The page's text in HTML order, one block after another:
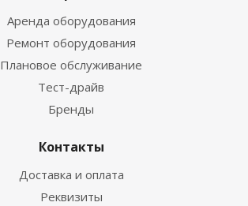
Аренда оборудования
Ремонт оборудования
Плановое обслуживание
Тест-драйв
Бренды
Контакты
Доставка и оплата
Реквизиты